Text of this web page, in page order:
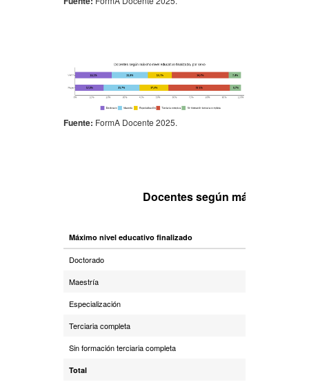
Fuente: FormA Docente 2025.
Docentes según máximo nivel
Máximo nivel educativo finalizado
Doctorado
Maestría
Especialización
Terciaria completa
Sin formación terciaria completa
Total